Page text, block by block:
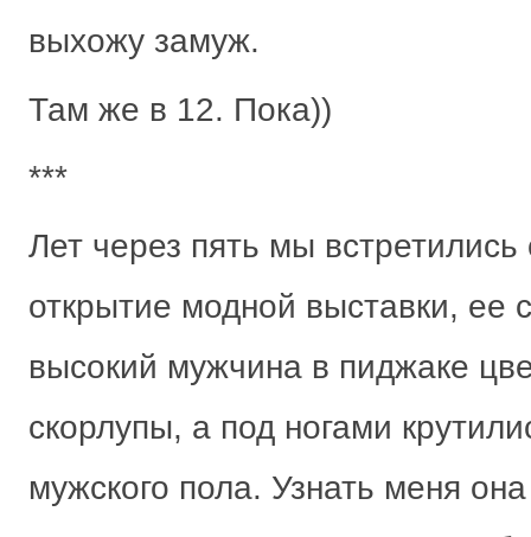
выхожу замуж.
Там же в 12. Пока))
***
Лет через пять мы
открытие модной выставки, ее
высокий мужчина в пиджаке
скорлупы, а под ногами
мужского пола. Узнать меня